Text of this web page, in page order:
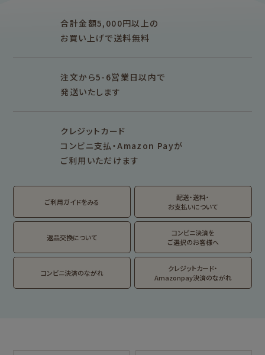
雑貨類
フルカワはんこの商品を見る スタンプパッドの商品を見る
M5 M6
その他
サンリオキャラクタ
ーズ
おやつパーティ
トビマツショウイチ
ロウ
トコロコムギ
アルプスの少女ハイ
ジ
Lipton BEAR'S
カルビーレトロ
サンリオキャラクタ
ーズ
フルーツマーケット
お菓子などうぶつ
工房
おりがみ
翠 sui の商品を見る 結々 yuiyui の商品を見る
合計金額5,000円以上の
お買い上げで送料無料
注文から5-6営業日以内で
発送いたします
クレジットカード
コンビニ支払・Amazon Payが
ご利用いただけます
ご利用ガイドをみる
配送・送料・
お支払いについて
返品交換について
コンビニ決済を
ご選択のお客様へ
コンビニ決済のながれ
クレジットカード・
Amazonpay決済のながれ